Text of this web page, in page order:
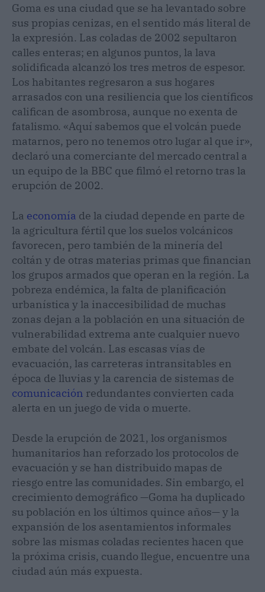
Goma es una ciudad que se ha levantado sobre
sus propias cenizas, en el sentido más literal de
la expresión. Las coladas de 2002 sepultaron
calles enteras; en algunos puntos, la lava
solidificada alcanzó los tres metros de espesor.
Los habitantes regresaron a sus hogares
arrasados con una resiliencia que los científicos
califican de asombrosa, aunque no exenta de
fatalismo. «Aquí sabemos que el volcán puede
matarnos, pero no tenemos otro lugar al que ir»,
declaró una comerciante del mercado central a
un equipo de la BBC que filmó el retorno tras la
erupción de 2002.
La economía de la ciudad depende en parte de
la agricultura fértil que los suelos volcánicos
favorecen, pero también de la minería del
coltán y de otras materias primas que financian
los grupos armados que operan en la región. La
pobreza endémica, la falta de planificación
urbanística y la inaccesibilidad de muchas
zonas dejan a la población en una situación de
vulnerabilidad extrema ante cualquier nuevo
embate del volcán. Las escasas vías de
evacuación, las carreteras intransitables en
época de lluvias y la carencia de sistemas de
comunicación redundantes convierten cada
alerta en un juego de vida o muerte.
Desde la erupción de 2021, los organismos
humanitarios han reforzado los protocolos de
evacuación y se han distribuido mapas de
riesgo entre las comunidades. Sin embargo, el
crecimiento demográfico —Goma ha duplicado
su población en los últimos quince años— y la
expansión de los asentamientos informales
sobre las mismas coladas recientes hacen que
la próxima crisis, cuando llegue, encuentre una
ciudad aún más expuesta.